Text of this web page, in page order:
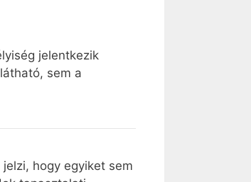
jelentkezik
sem a
hogy egyiket sem